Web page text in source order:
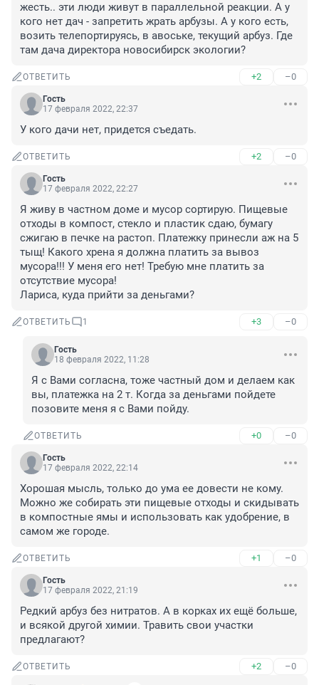
жесть.. эти люди живут в параллельной реакции. А у
кого нет дач - запретить жрать арбузы. А у кого есть,
возить телепортируясь, в авоське, текущий арбуз. Где
там дача директора новосибирск экологии?
ОТВЕТИТЬ +2 –0
Гость
17 февраля 2022, 22:37
У кого дачи нет, придется съедать.
ОТВЕТИТЬ +2 –0
Гость
17 февраля 2022, 22:27
Я живу в частном доме и мусор сортирую. Пищевые
отходы в компост, стекло и пластик сдаю, бумагу
сжигаю в печке на растоп. Платежку принесли аж на 5
тыщ! Какого хрена я должна платить за вывоз
мусора!!! У меня его нет! Требую мне платить за
отсутствие мусора!
Лариса, куда прийти за деньгами?
ОТВЕТИТЬ 1 +3 –0
Гость
18 февраля 2022, 11:28
Я с Вами согласна, тоже частный дом и делаем как
вы, платежка на 2 т. Когда за деньгами пойдете
позовите меня я с Вами пойду.
ОТВЕТИТЬ +0 –0
Гость
17 февраля 2022, 22:14
Хорошая мысль, только до ума ее довести не кому.
Можно же собирать эти пищевые отходы и скидывать
в компостные ямы и использовать как удобрение, в
самом же городе.
ОТВЕТИТЬ +1 –0
Гость
17 февраля 2022, 21:19
Редкий арбуз без нитратов. А в корках их ещё больше,
и всякой другой химии. Травить свои участки
предлагают?
ОТВЕТИТЬ +2 –0